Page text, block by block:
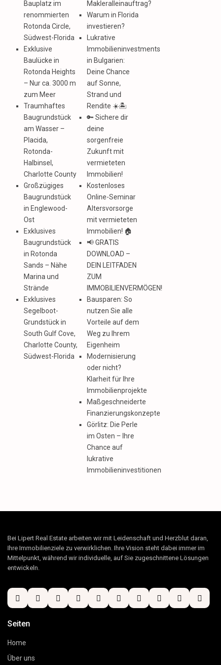
Bauplatz im
renommierten
Rotonda Circle,
Südwest-Florida
Exklusive
Baulücke in
Rotonda Heights
– Nur ca. 3000 m
zum Meer
Traumhaftes
Baugrundstück
am Wasser –
Placida,
Rotonda-
Halbinsel,
Charlotte County
Großzügiges
Baugrundstück
in Englewood-
Ost
Exklusives
Baugrundstück
in Rotonda
Sands – Nähe
Marina und
Strände
Exklusives
Segelboot-
Grundstück in
South Gulf Cove,
Charlotte County,
Südwest-Florida
Makleralleinauftrag?
Warum in Florida
investieren?
Lukrative
Immobilieninvestments
in Bulgarien:
Deine Chance
auf Sonne,
Strand und
Rendite ☀️🏝️
🔑 Sichere dir
deine
sorgenfreie
Zukunft mit
vermieteten
Immobilien!
Kostenloses
Online-Seminar
Altersvorsorge
mit vermieteten
Immobilien! 🏠
📢 GRATIS
DOWNLOAD –
DEIN LEITFADEN
ZUM
IMMOBILIENVERMÖGEN!
Bausparen: So
nutzen Sie alle
Vorteile auf dem
Weg zu Ihrem
Eigenheim
Modernisierung
oder nicht?
Klarheit für Ihre
Immobilienprojekte
Maßgeschneiderte
Finanzierungskonzepte
Görlitz: Die Perle
im Osten – Ihre
Chance auf
lukrative
Immobilieninvestitionen
Bei Lipert Real Estate arbeiten wir mit Leidenschaft und Herzblut daran,
Ihre Immobilienziele zu verwirklichen. Ihre Vision steht dabei immer im
Mittelpunkt, während wir individuelle, auf Sie zugeschnittene Lösungen
entwickeln.
Seiten
Home
Über uns